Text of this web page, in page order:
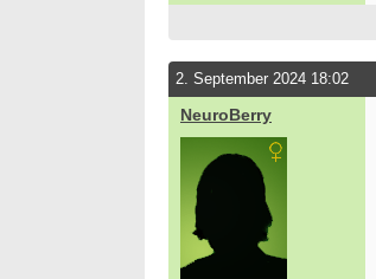
2. September 2024 18:02
NeuroBerry